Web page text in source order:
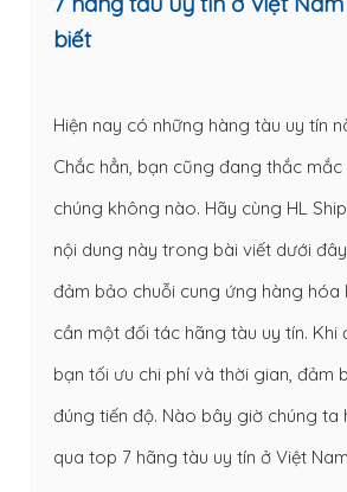
biết
Hiện nay có những hàng tàu uy tín
Chắc hẳn, bạn cũng đang thắc mắc
chúng không nào. Hãy cùng HL
nội dung này trong bài viết dưới
đảm bảo chuỗi cung ứng hàng hóa
cần một đối tác hãng tàu uy tín. Khi
bạn tối ưu chi phí và thời gian, đảm
đúng tiến độ. Nào bây giờ chúng ta
qua top 7 hãng tàu uy tín ở Việt